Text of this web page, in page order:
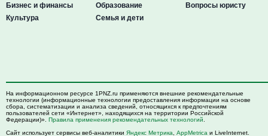
Бизнес и финансы
Культура
Образование
Семья и дети
Вопросы юристу
На информационном ресурсе 1PNZ.ru применяются внешние рекомендательные
технологии (информационные технологии предоставления информации на основе
сбора, систематизации и анализа сведений, относящихся к предпочтениям
пользователей сети «Интернет», находящихся на территории Российской
Федерации)». Правила применения рекомендательных технологий
Сайт использует сервисы веб-аналитики Яндекс Метрика AppMetrica и LiveInternet.